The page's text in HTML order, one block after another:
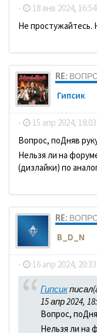
- 18 янв 2024, 16:54
Не простужайтесь.
RE:
Гипсик
- 15 апр 2024, 18:03
Вопрос, поДняв
Нельзя ли на
(дизлайки) по
RE:
B_D_N
- 16 апр 2024, 20:33
Гипсик
15 апр 2024,
Вопрос,
Нельзя ли на